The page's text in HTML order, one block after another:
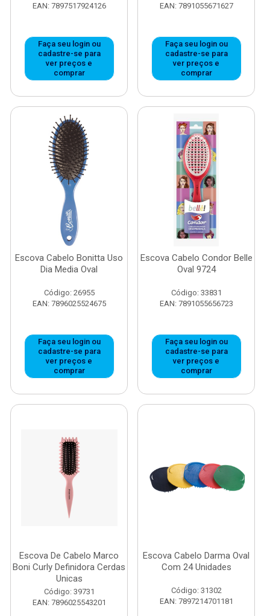
EAN: 7897517924126
Faça seu login ou
cadastre-se para
ver preços e
comprar
EAN: 7891055671627
Faça seu login ou
cadastre-se para
ver preços e
comprar
Escova Cabelo Bonitta Uso
Dia Media Oval
Código: 26955
EAN: 7896025524675
Faça seu login ou
cadastre-se para
ver preços e
comprar
Escova Cabelo Condor Belle
Oval 9724
Código: 33831
EAN: 7891055656723
Faça seu login ou
cadastre-se para
ver preços e
comprar
Escova De Cabelo Marco
Boni Curly Definidora Cerdas
Unicas
Código: 39731
EAN: 7896025543201
Escova Cabelo Darma Oval
Com 24 Unidades
Código: 31302
EAN: 7897214701181